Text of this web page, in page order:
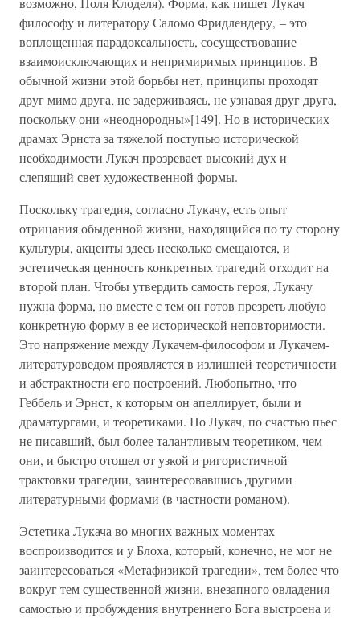
философу и литератору Саломо Фридлендеру, – это
воплощенная парадоксальность, сосуществование
взаимоисключающих и непримиримых принципов. В
обычной жизни этой борьбы нет, принципы проходят
друг мимо друга, не задерживаясь, не узнавая друг друга,
поскольку они «неоднородны»[149]. Но в исторических
драмах Эрнста за тяжелой поступью исторической
необходимости Лукач прозревает высокий дух и
слепящий свет художественной формы.
Поскольку трагедия, согласно Лукачу, есть опыт
отрицания обыденной жизни, находящийся по ту сторону
культуры, акценты здесь несколько смещаются, и
эстетическая ценность конкретных трагедий отходит на
второй план. Чтобы утвердить самость героя, Лукачу
нужна форма, но вместе с тем он готов презреть любую
конкретную форму в ее исторической неповторимости.
Это напряжение между Лукачем-философом и Лукачем-
литературоведом проявляется в излишней теоретичности
и абстрактности его построений. Любопытно, что
Геббель и Эрнст, к которым он апеллирует, были и
драматургами, и теоретиками. Но Лукач, по счастью пьес
не писавший, был более талантливым теоретиком, чем
они, и быстро отошел от узкой и ригористичной
трактовки трагедии, заинтересовавшись другими
литературными формами (в частности романом).
Эстетика Лукача во многих важных моментах
воспроизводится и у Блоха, который, конечно, не мог не
заинтересоваться «Метафизикой трагедии», тем более что
вокруг тем существенной жизни, внезапного овладения
самостью и пробуждения внутреннего Бога выстроена и